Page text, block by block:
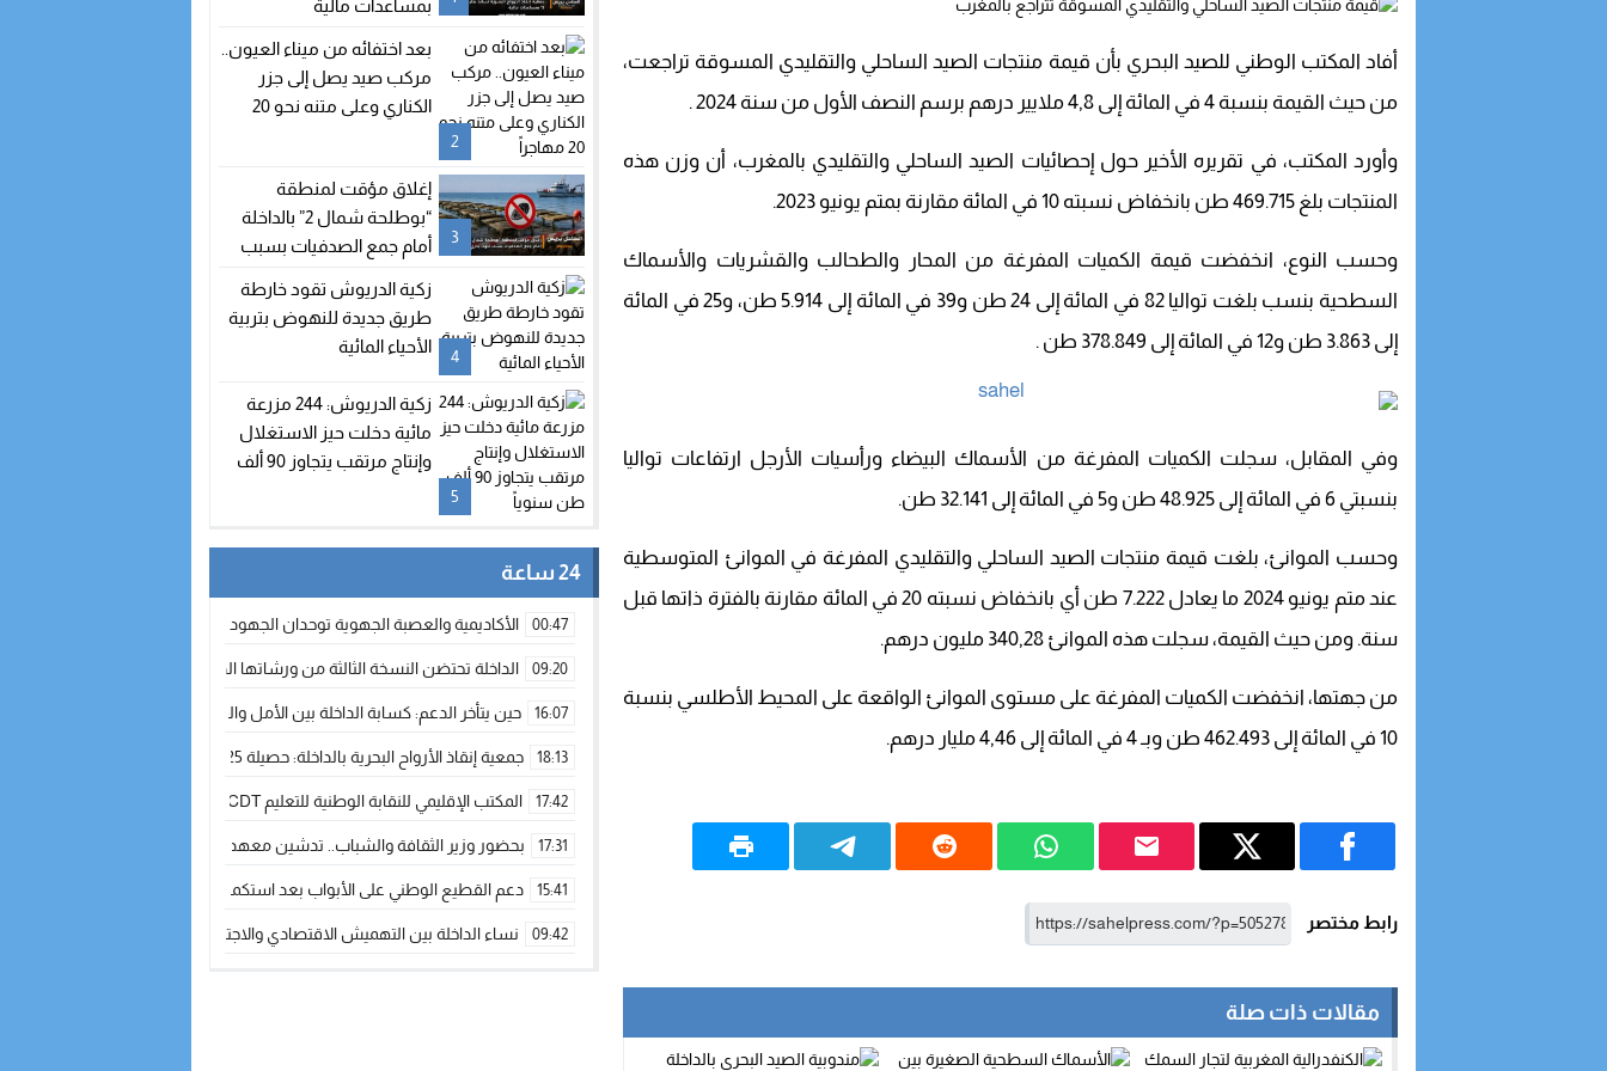
أمن الداخلة يوقف مبحوثا عنه وطنيا بموجب سبع مذكرات بحث
16:42 الداخلة.. مواطن يفضح غياب صيدليات الحراسة: حياة المرضى ليست مجالا للاستهتار
12:03 وفد أمريكي رفيع يحل بمقر المينورسو في العيون قبل جلسة مجلس الأمن
09:51 الداخلة في صدارة الجهات المغربية بسوق الشغل.. والمؤشرات الوطنية تبعث على التفاؤل
أفاد المكتب الوطني للصيد البحري بأن قيمة منتجات الصيد الساحلي والتقليدي المسوقة تراجعت،
من حيث القيمة بنسبة 4 في المائة إلى 4,8 ملايير درهم برسم النصف الأول من سنة 2024 .
وأورد المكتب، في تقريره الأخير حول إحصائيات الصيد الساحلي والتقليدي بالمغرب، أن وزن هذه
المنتجات بلغ 469.715 طن بانخفاض نسبته 10 في المائة مقارنة بمتم يونيو 2023.
وحسب النوع، انخفضت قيمة الكميات المفرغة من المحار والطحالب والقشريات والأسماك
السطحية بنسب بلغت تواليا 82 في المائة إلى 24 طن و39 في المائة إلى 5.914 طن، و25 في المائة
إلى 3.863 طن و12 في المائة إلى 378.849 طن .
وفي المقابل، سجلت الكميات المفرغة من الأسماك البيضاء ورأسيات الأرجل ارتفاعات تواليا
بنسبتي 6 في المائة إلى 48.925 طن و5 في المائة إلى 32.141 طن.
وحسب الموانئ، بلغت قيمة منتجات الصيد الساحلي والتقليدي المفرغة في الموانئ المتوسطية
عند متم يونيو 2024 ما يعادل 7.222 طن أي بانخفاض نسبته 20 في المائة مقارنة بالفترة ذاتها قبل
سنة. ومن حيث القيمة، سجلت هذه الموانئ 340,28 مليون درهم.
من جهتها، انخفضت الكميات المفرغة على مستوى الموانئ الواقعة على المحيط الأطلسي بنسبة
10 في المائة إلى 462.493 طن وبـ 4 في المائة إلى 4,46 مليار درهم.
رابط مختصر
مقالات ذات صلة
بمساعدات مالية
2
بعد اختفائه من ميناء العيون..
مركب صيد يصل إلى جزر
الكناري وعلى متنه نحو 20
3
إغلاق مؤقت لمنطقة
“بوطلحة شمال 2” بالداخلة
أمام جمع الصدفيات بسبب
4
زكية الدريوش تقود خارطة
طريق جديدة للنهوض بتربية
الأحياء المائية
5
زكية الدريوش: 244 مزرعة
مائية دخلت حيز الاستغلال
وإنتاج مرتقب يتجاوز 90 ألف
24 ساعة
00:47 الأكاديمية والعصبة الجهوية توحدان الجهود لتطوير الممارسة الكروية بجهة
09:20 الداخلة تحتضن النسخة الثالثة من ورشاتها الدولية: تكوين متخصص في التراث
16:07 حين يتأخر الدعم: كسابة الداخلة بين الأمل والقلق ؟
18:13 جمعية إنقاذ الأرواح البحرية بالداخلة: حصيلة 2025 بين مهام الإنقاذ ومشروع “دار البحار”
17:42 المكتب الإقليمي للنقابة الوطنية للتعليم CDT يجتمع مع المدير الإقليمي لمناقشة ملفات جوهرية لنساء ورجال التعليم
17:31 بحضور وزير الثقافة والشباب.. تدشين معهد الموسيقى والفنون الكوريغرافية بالداخلة
15:41 دعم القطيع الوطني على الأبواب بعد استكمال الترقيم… الفلاحة المغربية
09:42 نساء الداخلة بين التهميش الاقتصادي والاجتماعي… في المؤسسات الإنتاجية